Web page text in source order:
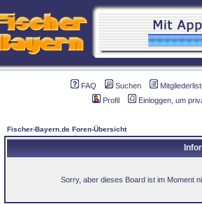
FAQ Suchen
Profil
Einloggen, um
Fischer-Bayern.de Foren-Übersicht
Sorry, aber dieses Board ist im Moment